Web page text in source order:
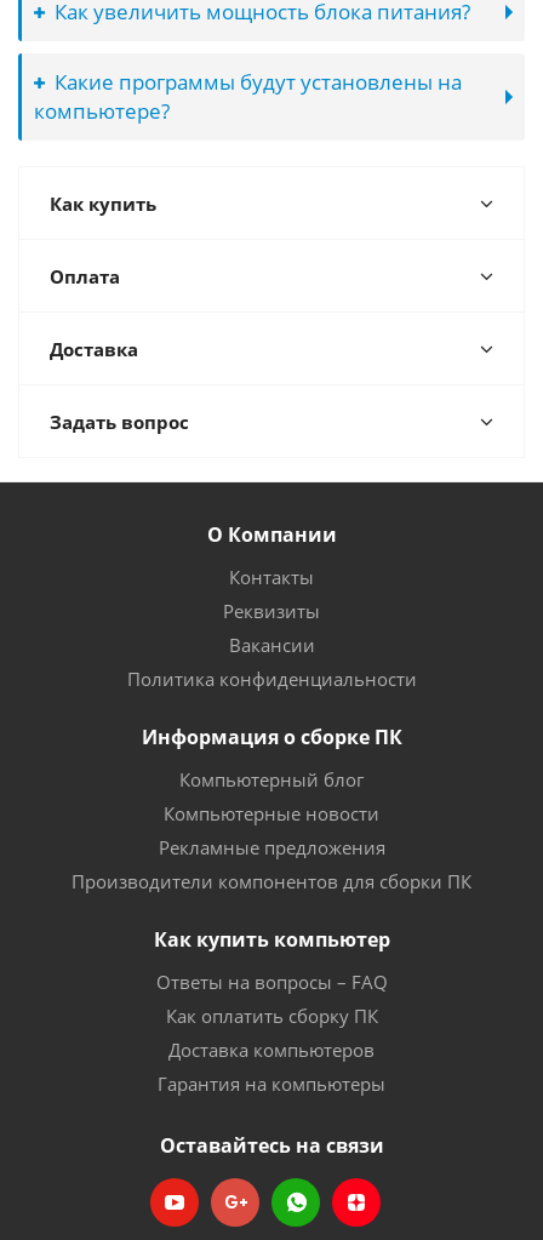
Как увеличить мощность блока питания?
Какие программы будут установлены на
компьютере?
Как купить
Оплата
Доставка
Задать вопрос
О Компании
Контакты
Реквизиты
Вакансии
Политика конфиденциальности
Информация о сборке ПК
Компьютерный блог
Компьютерные новости
Рекламные предложения
Производители компонентов для сборки ПК
Как купить компьютер
Ответы на вопросы – FAQ
Как оплатить сборку ПК
Доставка компьютеров
Гарантия на компьютеры
Оставайтесь на связи